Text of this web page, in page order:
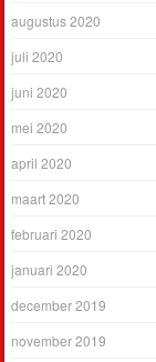
augustus 2020
juli 2020
juni 2020
mei 2020
april 2020
maart 2020
februari 2020
januari 2020
december 2019
november 2019